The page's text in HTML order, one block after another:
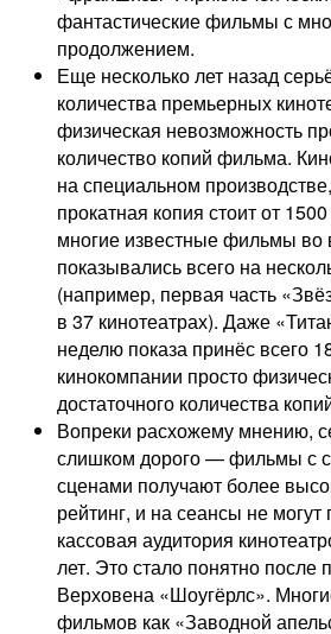
фантастические фильмы с
продолжением.
Еще несколько лет назад
количества премьерных
физическая невозможность
количество копий фильма.
на специальном
прокатная копия стоит от
многие известные фильмы
показывались всего на
(например, первая часть
в 37 кинотеатрах). Даже
неделю показа принёс всего
кинокомпании просто
достаточного количества
Вопреки расхожему мнению,
слишком дорого — фильмы с
сценами получают более
рейтинг, и на сеансы не могут
кассовая аудитория
лет. Это стало понятно
Верховена «Шоугёрлс».
фильмов как «Заводной